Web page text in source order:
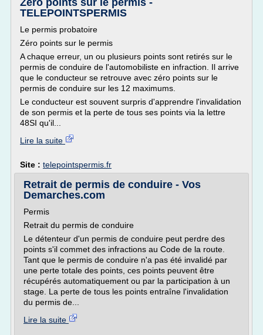
Zéro points sur le permis -
TELEPOINTSPERMIS
Le permis probatoire
Zéro points sur le permis
A chaque erreur, un ou plusieurs points sont retirés sur le
permis de conduire de l'automobiliste en infraction. Il arrive
que le conducteur se retrouve avec zéro points sur le
permis de conduire sur les 12 maximums.
Le conducteur est souvent surpris d'apprendre l'invalidation
de son permis et la perte de tous ses points via la lettre
48SI qu'il...
Lire la suite
Site : telepointspermis.fr
Retrait de permis de conduire - Vos
Demarches.com
Permis
Retrait du permis de conduire
Le détenteur d'un permis de conduire peut perdre des
points s'il commet des infractions au Code de la route.
Tant que le permis de conduire n'a pas été invalidé par
une perte totale des points, ces points peuvent être
récupérés automatiquement ou par la participation à un
stage. La perte de tous les points entraîne l'invalidation
du permis de...
Lire la suite